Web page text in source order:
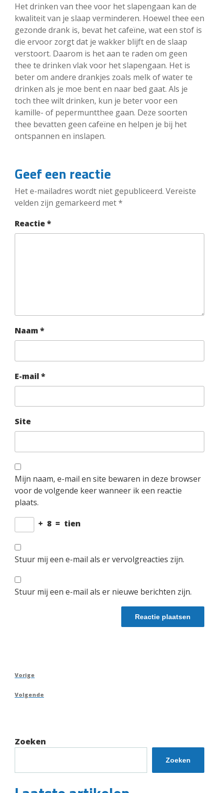
Het drinken van thee voor het slapengaan kan de
kwaliteit van je slaap verminderen. Hoewel thee een
gezonde drank is, bevat het cafeïne, wat een stof is
die ervoor zorgt dat je wakker blijft en de slaap
verstoort. Daarom is het aan te raden om geen
thee te drinken vlak voor het slapengaan. Het is
beter om andere drankjes zoals melk of water te
drinken als je moe bent en naar bed gaat. Als je
toch thee wilt drinken, kun je beter voor een
kamille- of pepermuntthee gaan. Deze soorten
thee bevatten geen cafeïne en helpen je bij het
ontspannen en inslapen.
Geef een reactie
Het e-mailadres wordt niet gepubliceerd. Vereiste
velden zijn gemarkeerd met*
Reactie*
Naam *
E-mail *
Site
Mijn naam, e-mail en site bewaren in deze browser
voor de volgende keer wanneer ik een reactie
plaats.
+ 8 = tien
Stuur mij een e-mail als er vervolgreacties zijn.
Stuur mij een e-mail als er nieuwe berichten zijn.
Berichtnavigatie
Vorig
Vorige
Volgend
Volgende
Zoeken
Zoeken